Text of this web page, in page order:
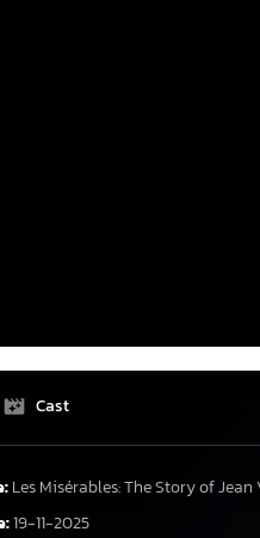
Cast
Les Misérables: The Story of
19-11-2025